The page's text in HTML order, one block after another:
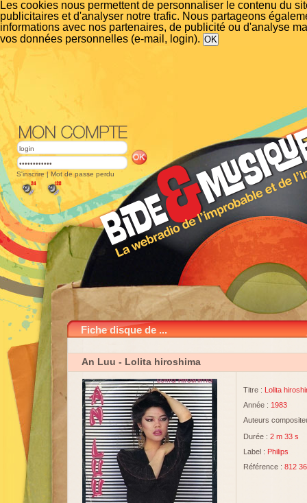
Les cookies nous permettent de personnaliser le contenu du
publicitaires et d'analyser notre trafic. Nous partageons
informations avec nos partenaires, de publicité ou d'analyse
vos données personnelles (e-mail, login).
S'inscrire | Mot de passe perdu
Fiche disque de ...
An Luu - Lolita hiroshima
Titre : Lolita
Année : 1983
Auteurs
Durée : 2 m 33 s
Label : Philips
Référence : 812